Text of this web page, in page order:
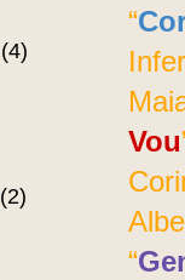
“
Vou
“
(4)
(2)